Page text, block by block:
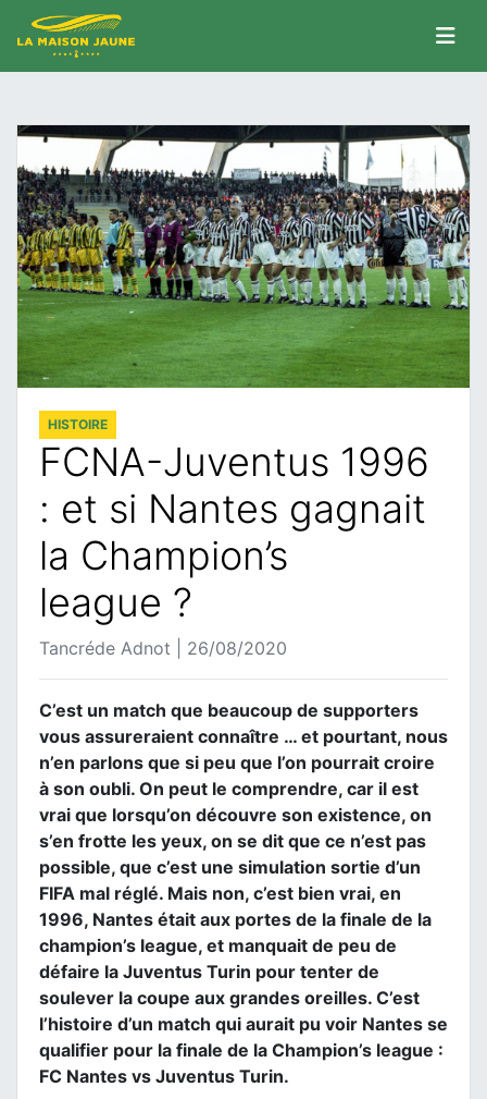
HISTOIRE
FCNA-Juventus 1996
: et si Nantes gagnait
la Champion’s
league ?
Tancréde Adnot | 26/08/2020
C’est un match que beaucoup de supporters
vous assureraient connaître … et pourtant, nous
n’en parlons que si peu que l’on pourrait croire
à son oubli. On peut le comprendre, car il est
vrai que lorsqu’on découvre son existence, on
s’en frotte les yeux, on se dit que ce n’est pas
possible, que c’est une simulation sortie d’un
FIFA mal réglé. Mais non, c’est bien vrai, en
1996, Nantes était aux portes de la finale de la
champion’s league, et manquait de peu de
défaire la Juventus Turin pour tenter de
soulever la coupe aux grandes oreilles. C’est
l’histoire d’un match qui aurait pu voir Nantes se
qualifier pour la finale de la Champion’s league :
FC Nantes vs Juventus Turin.